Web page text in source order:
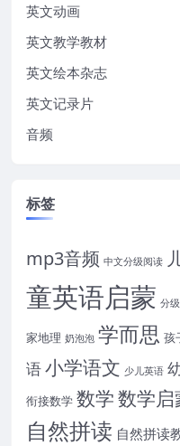
英文动画
英文教学教材
英文绘本杂志
英文记录片
音频
标签
mp3音频 中文分级阅读
童英语启蒙 分
家地理 奶泡泡 学而思 孩
语小学语文 少儿英语
衔接数学 数学数学启
自然拼读 自然拼读